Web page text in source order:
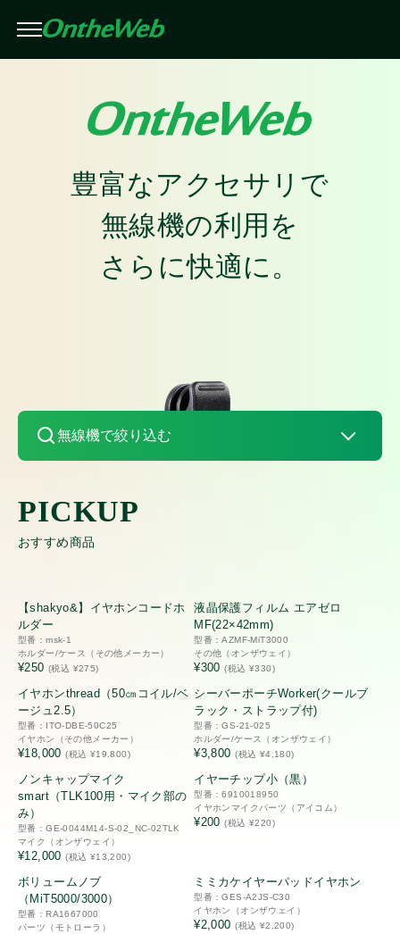
豊富なアクセサリで
無線機の利用を
さらに快適に。
無線機で絞り込む
アイコム
アルインコ
ケンウッド
パナソニック
モバイルクリエイト
おすすめ商品
【shakyo&】イヤホンコードホ
ルダー
型番：msk-1
ホルダー/ケース（その他メーカー）
¥250 (税込 ¥275)
液晶保護フィルム エアゼロ
MF(22×42mm)
型番：AZMF-MiT3000
その他（オンザウェイ）
¥300 (税込 ¥330)
イヤホンthread（50㎝コイル/ベ
ージュ2.5）
型番：ITO-DBE-50C25
イヤホン（その他メーカー）
¥18,000 (税込 ¥19,800)
シーバーポーチWorker(クールブ
ラック・ストラップ付)
型番：GS-21-025
ホルダー/ケース（オンザウェイ）
¥3,800 (税込 ¥4,180)
ノンキャップマイク
smart（TLK100用・マイク部の
み）
型番：GE-0044M14-S-02_NC-02TLK
マイク（オンザウェイ）
¥12,000 (税込 ¥13,200)
イヤーチップ小（黒）
型番：6910018950
イヤホンマイクパーツ（アイコム）
¥200 (税込 ¥220)
ボリュームノブ
（MiT5000/3000）
型番：RA1667000
パーツ（モトローラ）
ミミカケイヤーパッドイヤホン
型番：GES-A2JS-C30
イヤホン（オンザウェイ）
¥2,000 (税込 ¥2,200)
アイコム
パナソニック
オンザウェイ
その他メーカー
商品種別
その他
携帯機アンテナ
固定局/車載機アンテナ
この条件で検索する